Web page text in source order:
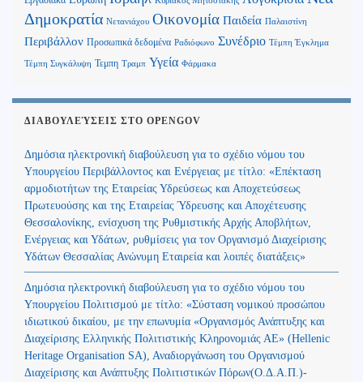
Δημοκρατία Νετανιάχου Οικονομία Παιδεία Παλαιστίνη
Περιβάλλον Προσωπικά δεδομένα Ραδιόφωνο Συνέδριο Τέμπη Έγκλημα
Τέμπη Συγκάλυψη Τεμπη Τραμπ Υγεία Φάρμακα
ΔΙΑΒΟΥΛΕΎΣΕΙΣ ΣΤΟ OPENGOV
Δημόσια ηλεκτρονική διαβούλευση για το σχέδιο νόμου του
Υπουργείου Περιβάλλοντος και Ενέργειας με τίτλο: «Επέκταση
αρμοδιοτήτων της Εταιρείας Υδρεύσεως και Αποχετεύσεως
Πρωτευούσης και της Εταιρείας Ύδρευσης και Αποχέτευσης
Θεσσαλονίκης, ενίσχυση της Ρυθμιστικής Αρχής Αποβλήτων,
Ενέργειας και Υδάτων, ρυθμίσεις για τον Οργανισμό Διαχείρισης
Υδάτων Θεσσαλίας Ανώνυμη Εταιρεία και λοιπές διατάξεις»
Δημόσια ηλεκτρονική διαβούλευση για το σχέδιο νόμου του
Υπουργείου Πολιτισμού με τίτλο: «Σύσταση νομικού προσώπου
ιδιωτικού δικαίου, με την επωνυμία «Οργανισμός Ανάπτυξης και
Διαχείρισης Ελληνικής Πολιτιστικής Κληρονομιάς ΑΕ» (Hellenic
Heritage Organisation SA), Αναδιοργάνωση του Οργανισμού
Διαχείρισης και Ανάπτυξης Πολιτιστικών Πόρων(Ο.Δ.Α.Π.)-